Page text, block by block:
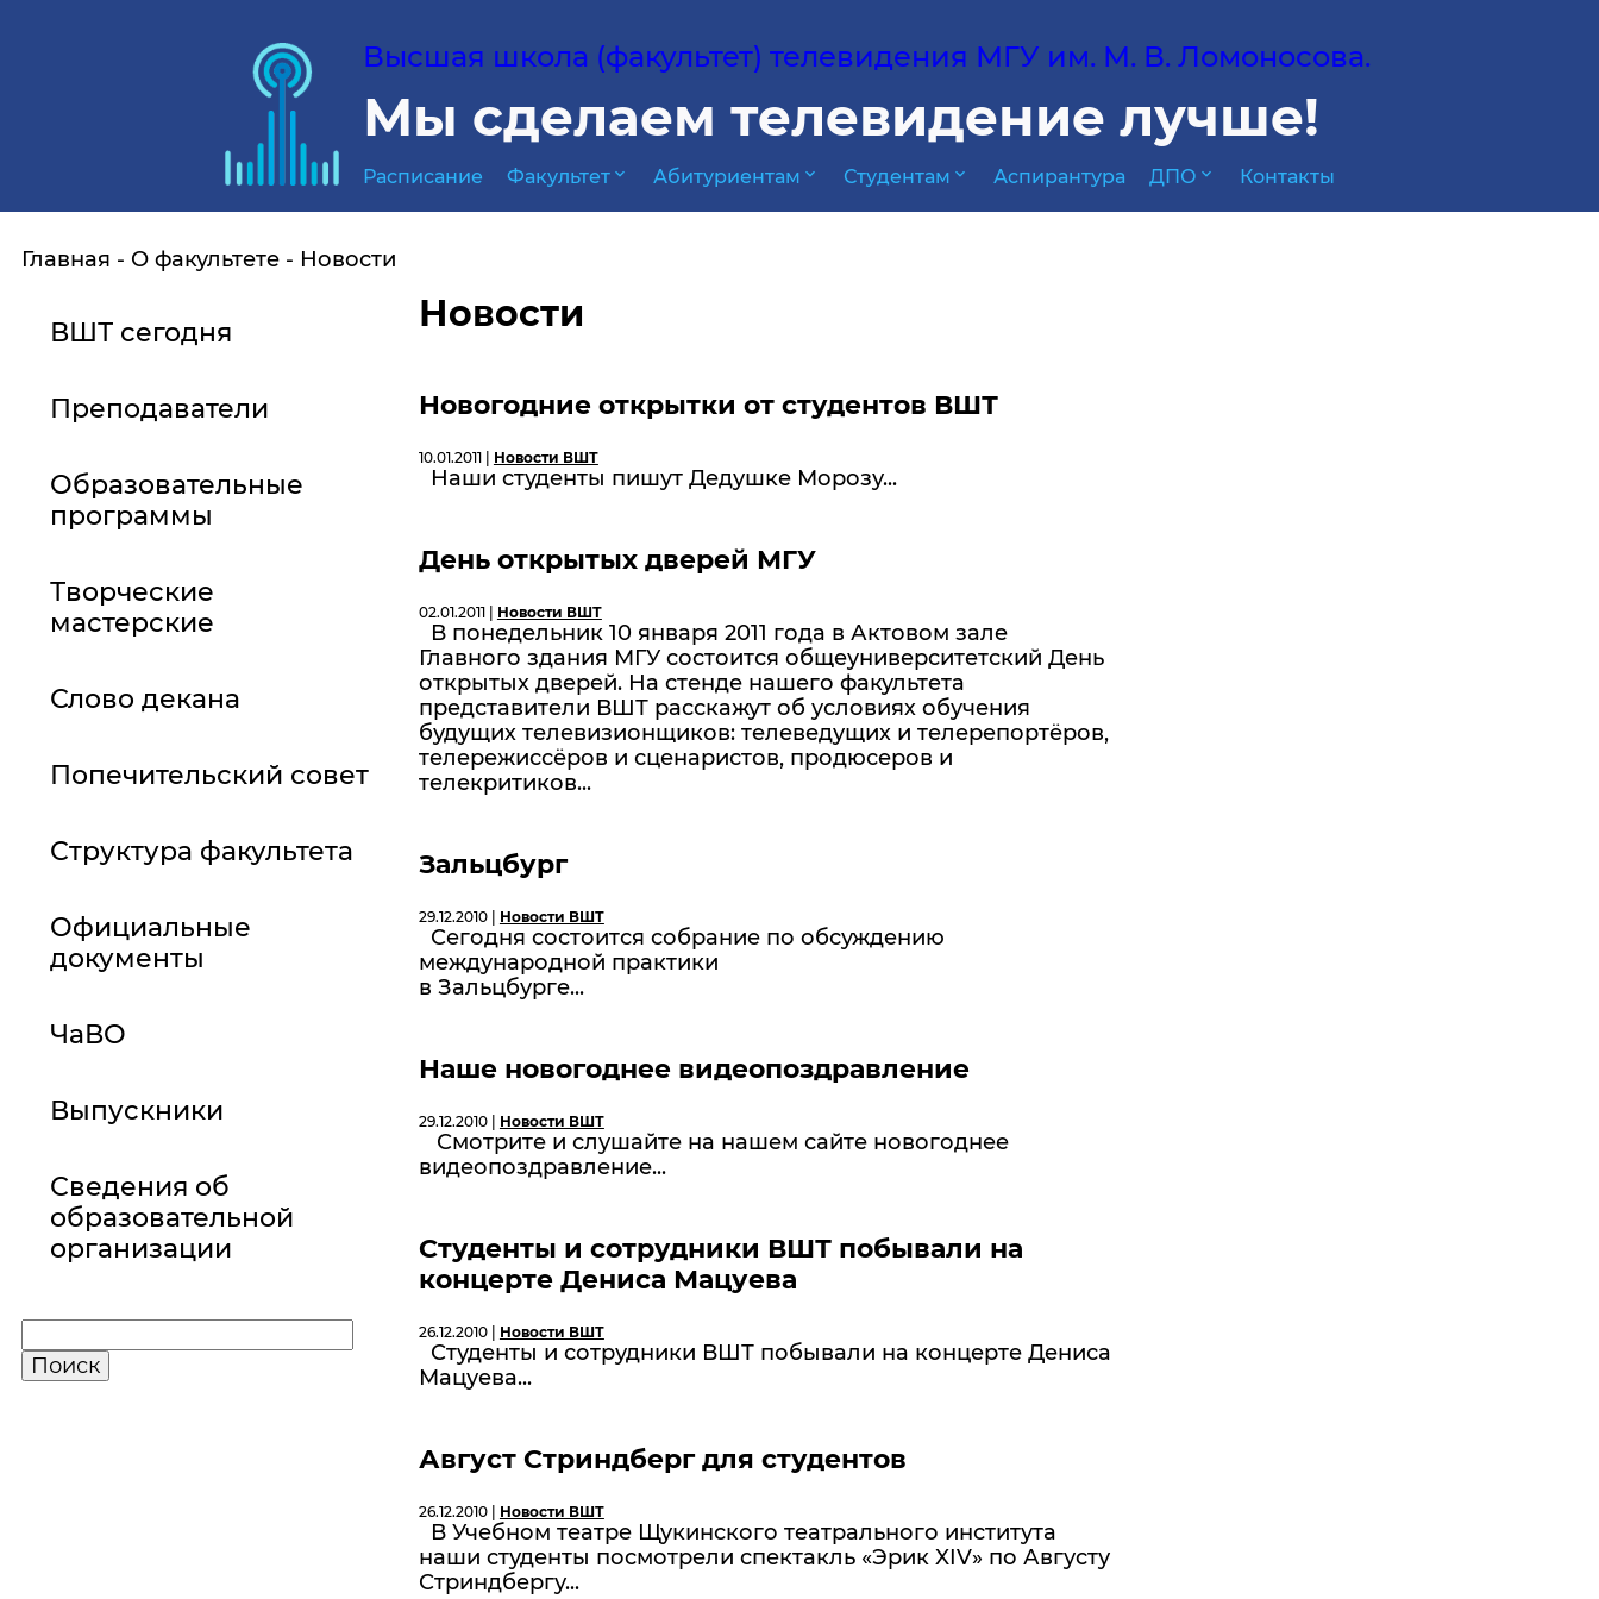
Высшая школа (факультет) телевидения МГУ им. М. В. Ломоносова.
Мы сделаем телевидение лучше!
Расписание Факультет expand_more Абитуриентам expand_more Студентам expand_more Аспирантура ДПО expand_more Контакты
Главная О факультете Новости
ВШТ сегодня
Преподаватели
Образовательные
программы
Творческие
мастерские
Слово декана
Попечительский совет
Структура факультета
Официальные
документы
ЧаВО
Выпускники
Сведения об
образовательной
организации
Новости
Новогодние открытки от студентов ВШТ
10.01.2011 | Новости ВШТ
Наши студенты пишут Дедушке Морозу...
День открытых дверей МГУ
02.01.2011 | Новости ВШТ
В понедельник 10 января 2011 года в Актовом зале
Главного здания МГУ состоится общеуниверситетский День
открытых дверей. На стенде нашего факультета
представители ВШТ расскажут об условиях обучения
будущих телевизионщиков: телеведущих и телерепортёров,
телережиссёров и сценаристов, продюсеров и
телекритиков...
Зальцбург
29.12.2010 | Новости ВШТ
Сегодня состоится собрание по обсуждению
международной практики
в Зальцбурге...
Наше новогоднее видеопоздравление
29.12.2010 | Новости ВШТ
Смотрите и слушайте на нашем сайте новогоднее
видеопоздравление...
Студенты и сотрудники ВШТ побывали на
концерте Дениса Мацуева
26.12.2010 | Новости ВШТ
Студенты и сотрудники ВШТ побывали на концерте Дениса
Мацуева...
Август Стриндберг для студентов
26.12.2010 | Новости ВШТ
В Учебном театре Щукинского театрального института
наши студенты посмотрели спектакль «Эрик XIV» по Августу
Стриндбергу...